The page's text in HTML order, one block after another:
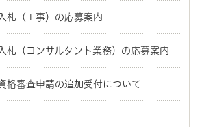
札（工事）の応募案内
札（コンサルタント業務）の応募案内
格審査申請の追加受付について